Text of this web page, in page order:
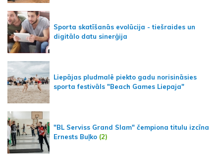
Sporta skatīšanās evolūcija - tiešraides un
digitālo datu sinerģija
Liepājas pludmalē piekto gadu norisināsies
sporta festivāls "Beach Games Liepaja"
"BL Serviss Grand Slam" čempiona titulu izcīna
Ernests Buļko (2)